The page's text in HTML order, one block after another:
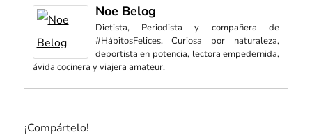
Noe Belog
Dietista, Periodista y compañera de
#HábitosFelices. Curiosa por naturaleza,
deportista en potencia, lectora empedernida,
ávida cocinera y viajera amateur.
¡Compártelo!